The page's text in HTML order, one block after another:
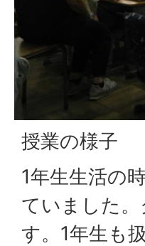
授業の様子
1年生生活の
ていました
す。1年生も